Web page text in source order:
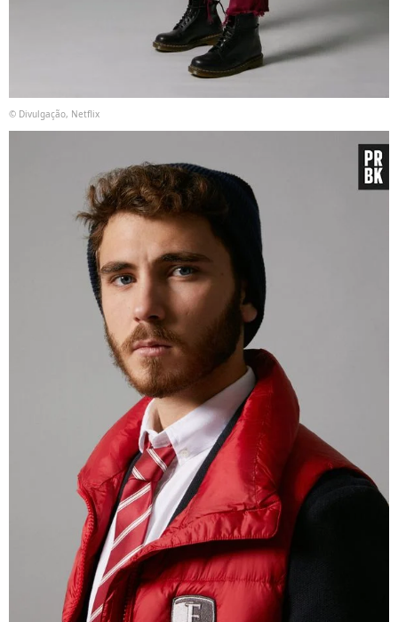
© Divulgação, Netflix